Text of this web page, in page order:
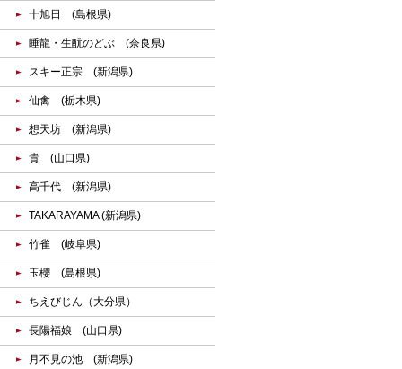
十旭日 (島根県)
睡龍・生酛のどぶ (奈良県)
スキー正宗 (新潟県)
仙禽 (栃木県)
想天坊 (新潟県)
貴 (山口県)
高千代 (新潟県)
TAKARAYAMA (新潟県)
竹雀 (岐阜県)
玉櫻 (島根県)
ちえびじん（大分県）
長陽福娘 (山口県)
月不見の池 (新潟県)